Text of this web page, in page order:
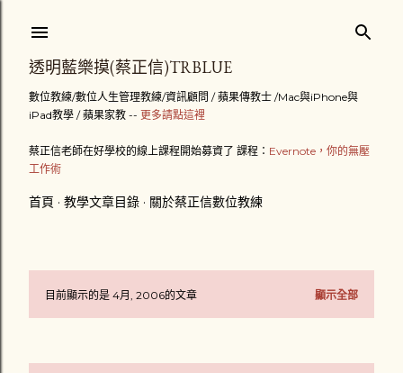
透明藍樂摸(蔡正信)TRBLUE
數位教練/數位人生管理教練/資訊顧問 / 蘋果傳教士 /Mac與iPhone與
iPad教學 / 蘋果家教 -- 更多請點這裡
蔡正信老師在好學校的線上課程開始募資了 課程： Evernote，你的無壓
工作術
首頁 教學文章目錄 關於蔡正信數位教練
發
表
目前顯示的是 4月, 2006的文章 顯示全部